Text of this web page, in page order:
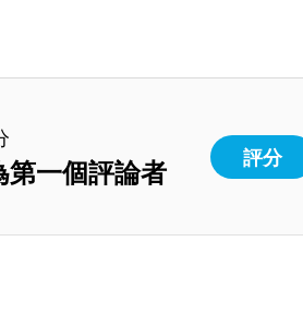
第一個評論者 評分